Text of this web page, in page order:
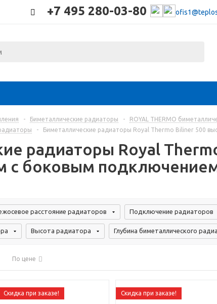
+7 495 280-03-80
- Биметаллические радиаторы - ROYAL THERMO
- Биметаллические радиаторы Royal Thermo Biliner 500
радиаторы Royal
с боковым
расстояние радиаторов Подключение радиаторов
Высота радиатора Глубина биметаллического
По цене
Скидка при заказе! Скидка при заказе!